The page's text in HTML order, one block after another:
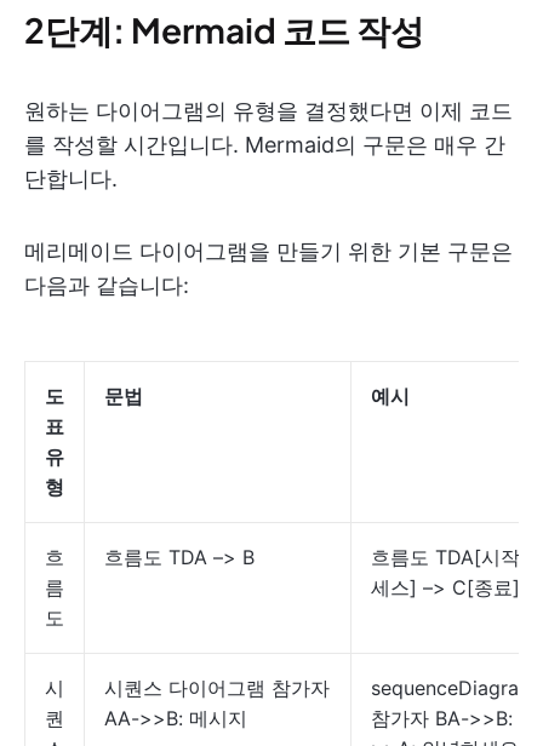
2단계: Mermaid 코드 작성
원하는 다이어그램의 유형을 결정했다면 이제 코드
를 작성할 시간입니다. Mermaid의 구문은 매우 간
단합니다.
메리메이드 다이어그램을 만들기 위한 기본 구문은
다음과 같습니다:
도
표
유
형
문법 예시
흐
름
도
흐름도 TDA –> B
흐름도 TDA[시작]
세스] –> C[종료]
시
퀀
시퀀스 다이어그램 참가자
AA->>B: 메시지
참가자 BA->>B: